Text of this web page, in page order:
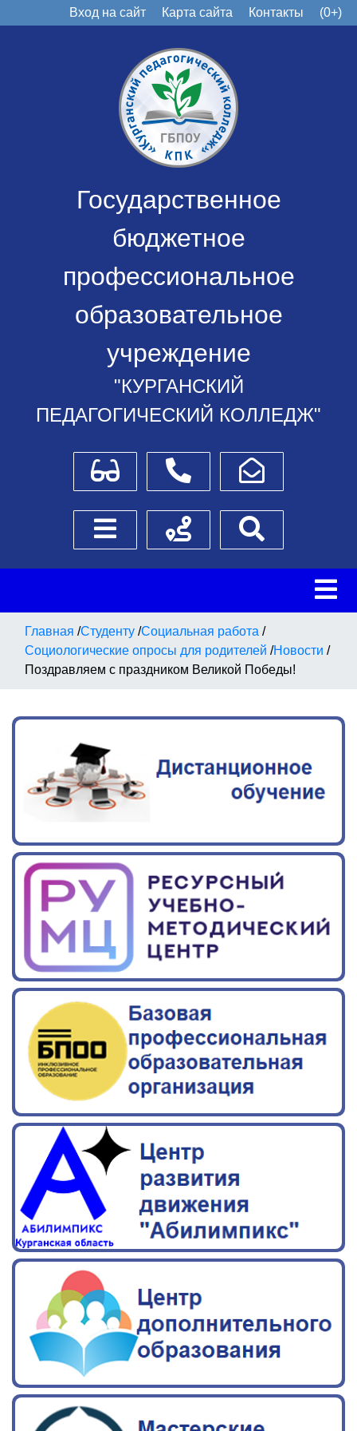
Вход на сайт Карта сайта Контакты (0+)
Государственное
бюджетное
профессиональное
образовательное
учреждение
"КУРГАНСКИЙ
ПЕДАГОГИЧЕСКИЙ КОЛЛЕДЖ"
Для слабовидящихТелефоныНаписать обращение
Боковое менюСхема проезда
Главная /Студенту /Социальная работа /
Социологические опросы для родителей /Новости /
Поздравляем с праздником Великой Победы!